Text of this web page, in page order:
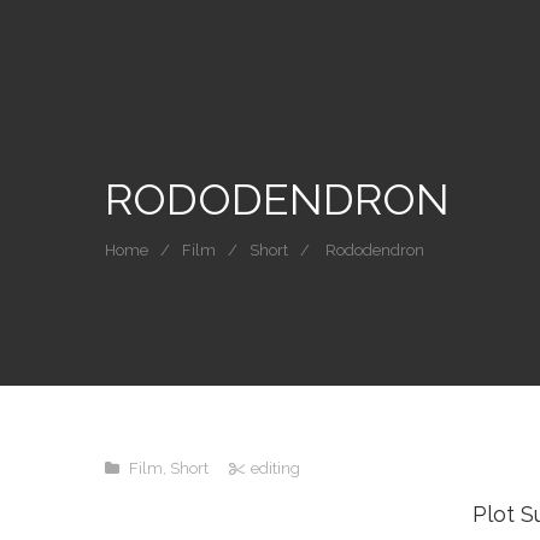
RODODENDRON
Home Film Short Rododendron
Film, Short editing
Plot